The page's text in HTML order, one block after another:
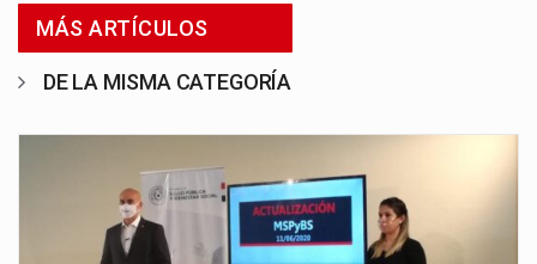
MÁS ARTÍCULOS
DE LA MISMA CATEGORÍA